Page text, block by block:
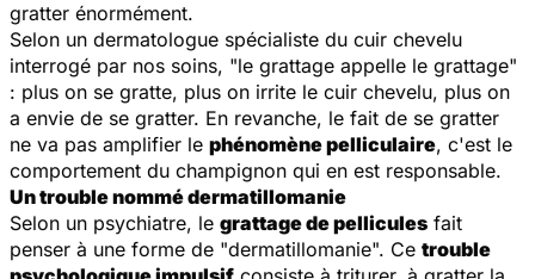
gratter énormément.
Selon un dermatologue spécialiste du cuir chevelu
interrogé par nos soins, "le grattage appelle le grattage"
: plus on se gratte, plus on irrite le cuir chevelu, plus on
a envie de se gratter. En revanche, le fait de se gratter
ne va pas amplifier le phénomène pelliculaire, c'est le
comportement du champignon qui en est responsable.
Un trouble nommé dermatillomanie
Selon un psychiatre, le grattage de pellicules fait
penser à une forme de "dermatillomanie". Ce trouble